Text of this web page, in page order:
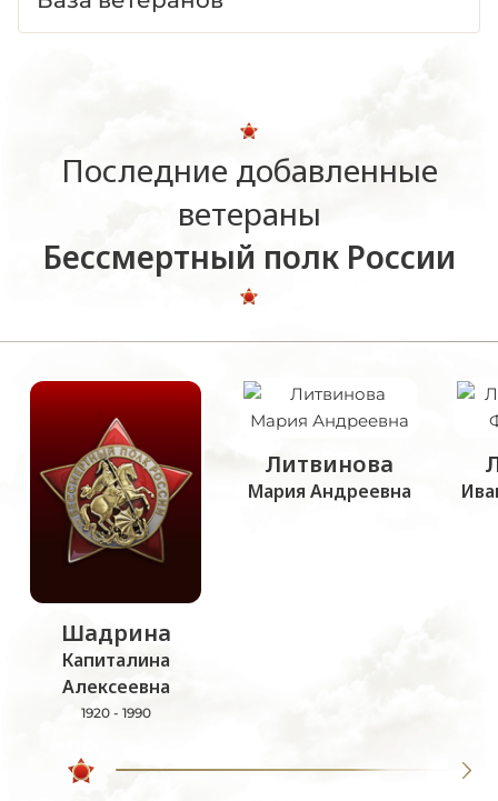
Последние добавленные
ветераны
Бессмертный полк России
Шадрина
Капиталина
Алексеевна
1920 - 1990
Литвинова
Мария Андреевна